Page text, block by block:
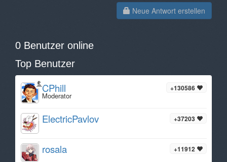
Neue Antwort erstellen
0 Benutzer online
Top Benutzer
+130586
CPhill
Moderator
+37203
ElectricPavlov
+11912
rosala